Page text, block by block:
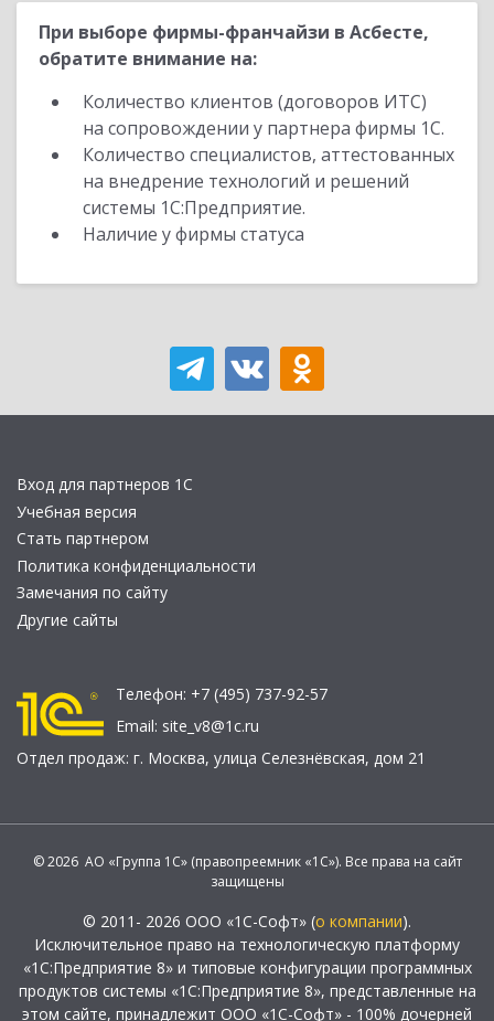
При выборе фирмы-франчайзи в Асбесте,
обратите внимание на:
Количество клиентов (договоров ИТС)
на сопровождении у партнера фирмы 1С.
Количество специалистов, аттестованных
на внедрение технологий и решений
системы 1С:Предприятие.
Наличие у фирмы статуса
Вход для партнеров 1С
Учебная версия
Стать партнером
Политика конфиденциальности
Замечания по сайту
Другие сайты
Телефон: +7 (495) 737-92-57
Email: site_v8@1c.ru
Отдел продаж: г. Москва, улица Селезнёвская, дом 21
© 2026 АО «Группа 1С» (правопреемник «1С»). Все права на сайт
защищены
© 2011- 2026 ООО «1С-Софт» (о компании).
Исключительное право на технологическую платформу
«1С:Предприятие 8» и типовые конфигурации программных
продуктов системы «1С:Предприятие 8», представленные на
этом сайте, принадлежит ООО «1С-Софт» - 100% дочерней